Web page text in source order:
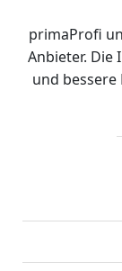
primaProfi
Anbieter. Die
und